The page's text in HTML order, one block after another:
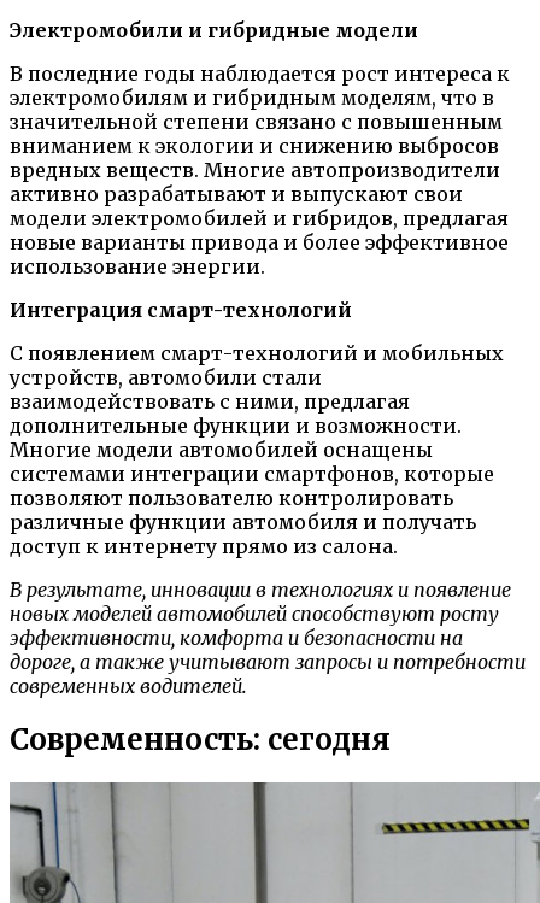
Электромобили и гибридные модели
В последние годы наблюдается рост интереса к
электромобилям и гибридным моделям, что в
значительной степени связано с повышенным
вниманием к экологии и снижению выбросов
вредных веществ. Многие автопроизводители
активно разрабатывают и выпускают свои
модели электромобилей и гибридов, предлагая
новые варианты привода и более эффективное
использование энергии.
Интеграция смарт-технологий
С появлением смарт-технологий и мобильных
устройств, автомобили стали
взаимодействовать с ними, предлагая
дополнительные функции и возможности.
Многие модели автомобилей оснащены
системами интеграции смартфонов, которые
позволяют пользователю контролировать
различные функции автомобиля и получать
доступ к интернету прямо из салона.
В результате, инновации в технологиях и появление
новых моделей автомобилей способствуют росту
эффективности, комфорта и безопасности на
дороге, а также учитывают запросы и потребности
современных водителей.
Современность: сегодня